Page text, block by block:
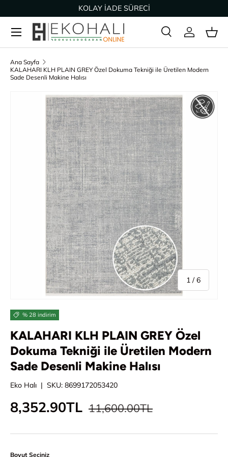
İçeriğe geç
KOLAY İADE SÜRECİ
Arama
Ürün türü
Ara Giriş Yap
Ana Sayfa
KALAHARI KLH PLAIN GREY Özel Dokuma Tekniği ile Üretilen Modern
Sade Desenli Makine Halısı
Ürün bilgisine geç
1 //6
% 28 indirim
KALAHARI KLH PLAIN GREY Özel
Dokuma Tekniği ile Üretilen Modern
Sade Desenli Makine Halısı
Eko Halı | SKU: 8699172053420
İndirimli fiyat
8,352.90TL Normal fiyat
11,600.00TL
Boyut Seçiniz